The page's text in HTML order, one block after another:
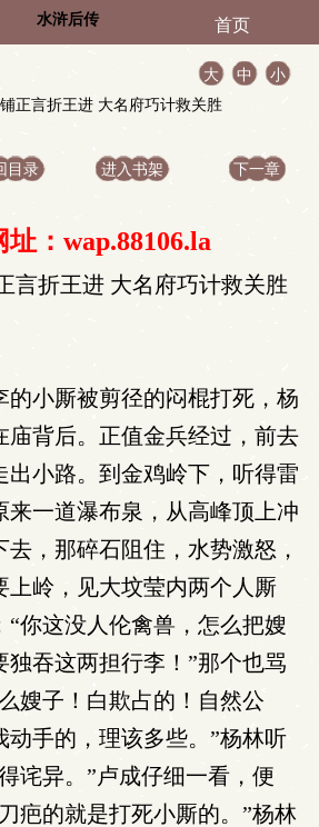
水浒后传 首页
大 中
小
正言折王进 大名府巧计救关胜
目录 进入书架 下一章
址：wap.88106.la
言折王进 大名府巧计救关胜
小厮被剪径的闷棍打死，杨
庙背后。正值金兵经过，前去
出小路。到金鸡岭下，听得雷
来一道瀑布泉，从高峰顶上冲
，那碎石阻住，水势激怒，
上岭，见大坟莹内两个人厮
“你这没人伦禽兽，怎么把嫂
独吞这两担行李！”那个也骂
嫂子！白欺占的！自然公
动手的，理该多些。”杨林听
诧异。”卢成仔细一看，便
疤的就是打死小厮的。”杨林